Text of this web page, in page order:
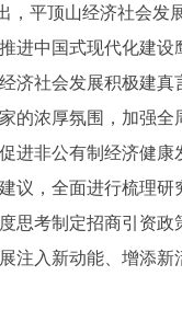
，平顶山经济社会发
进中国式现代化建
济社会发展积极建
的浓厚氛围，加强
进非公有制经济健
议，全面进行梳理研
思考制定招商引资政
注入新动能、增添新